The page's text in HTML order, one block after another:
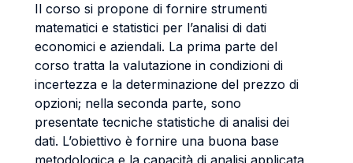
Il corso si propone di fornire strumenti
matematici e statistici per l’analisi di dati
economici e aziendali. La prima parte del
corso tratta la valutazione in condizioni di
incertezza e la determinazione del prezzo di
opzioni; nella seconda parte, sono
presentate tecniche statistiche di analisi dei
dati. L’obiettivo è fornire una buona base
metodologica e la capacità di analisi applicata